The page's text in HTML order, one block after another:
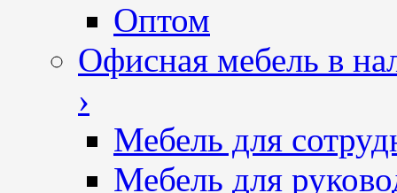
Оптом
Офисная мебель в
›
Мебель для
Мебель для